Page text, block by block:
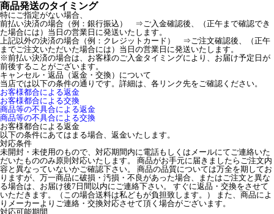
商品発送のタイミング
特にご指定がない場合、
前払い決済の場合（例：銀行振込） ⇒ご入金確認後、（正午まで確認でき
た場合には）当日の営業日に発送いたします。
上記以外の決済の場合（例：クレジットカード） ⇒ご注文確認後、（正午
までご注文いただいた場合には）当日の営業日に発送いたします。
※前払い決済の場合は、お客様のご入金タイミングにより、お届け予定日が
前後することがございます。
キャンセル・返品（返金・交換）について
当店では以下の条件の通りです。詳細は、各リンク先をご確認ください。
お客様都合による返金
お客様都合による交換
商品等の不具合による返金
商品等の不具合による交換
お客様都合による返金
以下の条件にあてはまる場合、返金いたします。
対応条件
未開封・未使用のもので、対応期間内に電話もしくはメールにてご連絡いた
だいたもののみ原則対応いたします。 商品がお手元に届きましたらご注文内
容と異なっていないかご確認下さい。 商品の品質については万全を期してお
りますが、万一商品に破損・汚損・不良があった場合、またはご注文と異な
る場合は、お届け後7日間以内にご連絡下さい。 すぐに返品・交換をさせて
いただきます。（この場合送料は私どもが負担致します。） また、商品によ
りメーカーよりご連絡・交換対応させて頂く場合がございます。
対応可能期間